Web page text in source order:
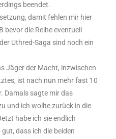
beendet.
damit fehlen mir hier
bevor die Reihe eventuell
Uthred-Saga sind noch ein
Jäger der Macht, inzwischen
ist nach nun mehr fast 10
Damals sagte mir das
und ich wollte zurück in die
habe ich sie endlich
dass ich die beiden